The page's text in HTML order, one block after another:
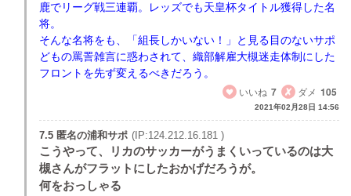
鹿でリーグ戦三連覇。レッズでも天皇杯タイトル獲得した名
将。
そんな名将をも、「組長しかいない！」と見る目のないサポ
どもの罵詈雑言に惑わされて、織部解雇大槻迷走体制にした
フロントを先ず変えるべきだろう。
いいね 7 ダメ 105
2021年02月28日 14:56
7.5 匿名の浦和サポ (IP:124.212.16.181 )
こうやって、リカのサッカーがうまくいっているのは大
槻さんがフラットにしたおかげだろうが。
何をおっしゃる